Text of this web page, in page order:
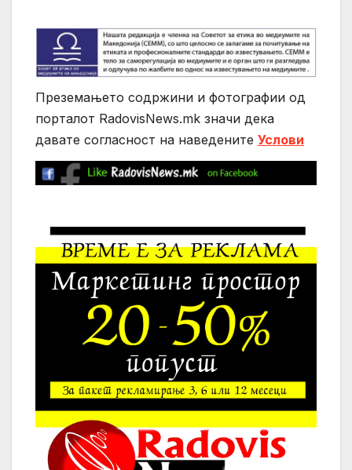
Преземањето содржини и фотографии од
порталот RadovisNews.mk значи дека
давате согласност на нaведените Услови